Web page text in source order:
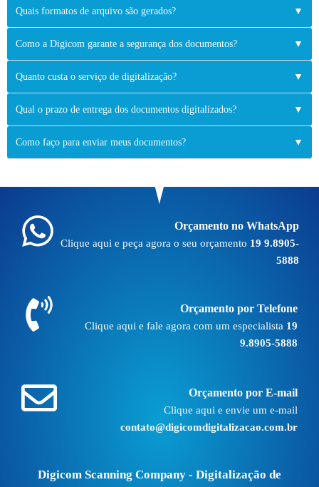
Quais formatos de arquivo são gerados? ▼
Como a Digicom garante a segurança dos documentos? ▼
Quanto custa o serviço de digitalização? ▼
Qual o prazo de entrega dos documentos digitalizados? ▼
Como faço para enviar meus documentos? ▼
Orçamento no WhatsApp
Clique aqui e peça agora o seu orçamento 19 9.8905-
5888
Orçamento por Telefone
Clique aqui e fale agora com um especialista 19
9.8905-5888
Orçamento por E-mail
Clique aqui e envie um e-mail
contato@digicomdigitalizacao.com.br
Digicom Scanning Company - Digitalização de